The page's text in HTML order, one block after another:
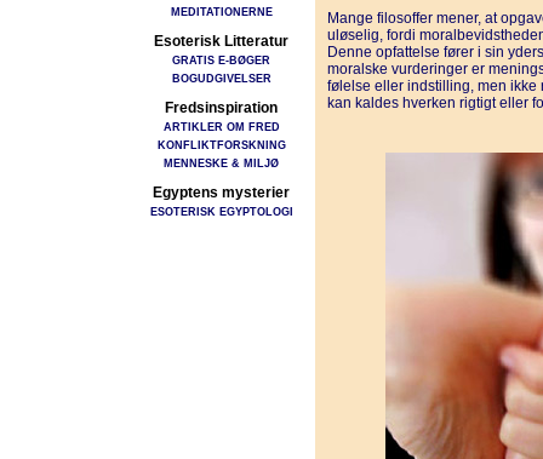
MEDITATIONERNE
Esoterisk Litteratur
GRATIS E-BØGER
BOGUDGIVELSER
Fredsinspiration
ARTIKLER OM FRED
KONFLIKTFORSKNING
MENNESKE & MILJØ
Egyptens mysterier
ESOTERISK EGYPTOLOGI
Mange filosoffer mener, at
uløselig, fordi
Denne opfattelse fører i sin
moralske vurderinger er
følelse eller indstilling, men
kan kaldes hverken rigtigt eller